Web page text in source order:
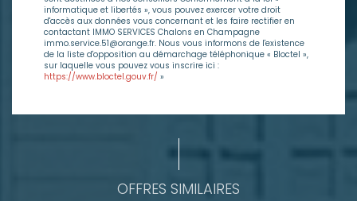
informatique et libertés », vous pouvez exercer votre droit
d'accès aux données vous concernant et les faire rectifier en
contactant IMMO SERVICES Chalons en Champagne
immo.service.51@orange.fr. Nous vous informons de l'existence
de la liste d'opposition au démarchage téléphonique « Bloctel »,
sur laquelle vous pouvez vous inscrire ici :
https://www.bloctel.gouv.fr/ »
OFFRES SIMILAIRES